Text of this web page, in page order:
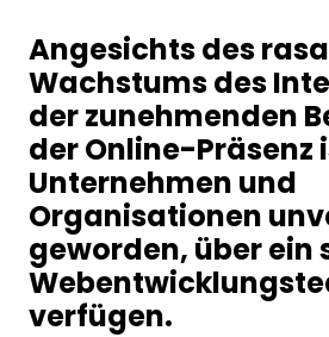
Angesichts des
Wachstums des
der zunehmenden
der Online-Präsenz
Unternehmen und
Organisationen
geworden, über ein
verfügen.